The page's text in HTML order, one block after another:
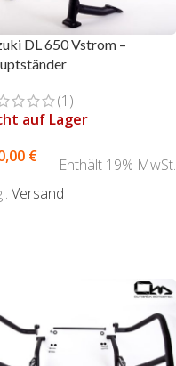
DL 650 Vstrom –
(1)
auf Lager
€
Enthält 19% MwSt.
Versand